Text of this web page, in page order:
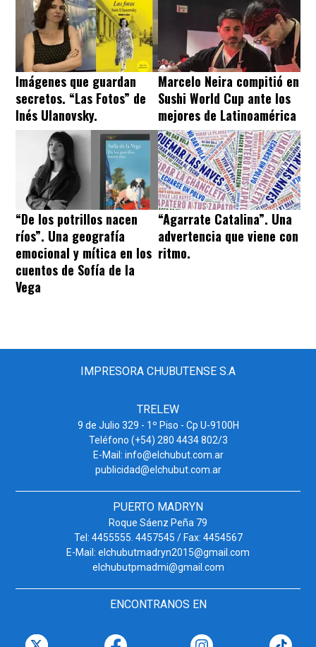
Imágenes que guardan
secretos. “Las Fotos” de
Inés Ulanovsky.
Marcelo Neira compitió en
Sushi World Cup ante los
mejores de Latinoamérica
“De los potrillos nacen
ríos”. Una geografía
emocional y mítica en los
cuentos de Sofía de la
Vega
“Agarrate Catalina”. Una
advertencia que viene con
ritmo.
IMPRESORA CHUBUTENSE S.A
TRELEW
9 de Julio 329 - 1º Piso - Cp U-9100H
Teléfono (+54) 280 4434 802/3
E-Mail: info@elchubut.com.ar
publicidad@elchubut.com.ar
PUERTO MADRYN
Roque Sáenz Peña 79
Tel: 4455555. 4457545 / Fax: 4454567
E-Mail: elchubutmadryn2015@gmail.com
elchubutpmadmi@gmail.com
ENCONTRANOS EN